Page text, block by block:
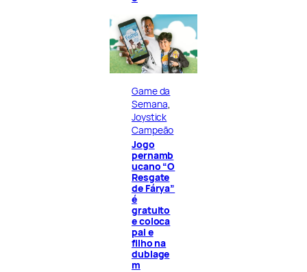
Game da
Semana
Joystick
Campeão
Jogo
pernamb
ucano “O
Resgate
de Fárya”
é
gratuito
e coloca
pai e
filho na
dublage
m